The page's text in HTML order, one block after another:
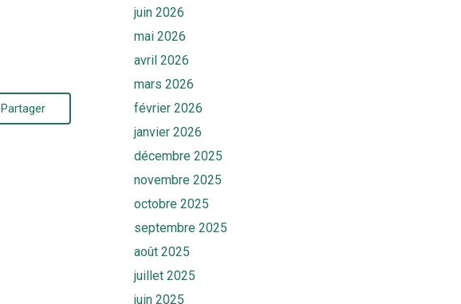
Partager
juin 2026
mai 2026
avril 2026
mars 2026
février 2026
janvier 2026
décembre 2025
novembre 2025
octobre 2025
septembre 2025
août 2025
juillet 2025
juin 2025